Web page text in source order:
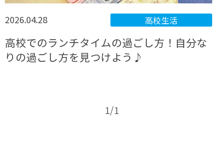
2026.04.28 高校生活
高校でのランチタイムの過ごし方！自分な
りの過ごし方を見つけよう♪
1/1